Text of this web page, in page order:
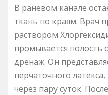
В раневом канале
ткань по краям. Врач
раствором
промывается полость
дренаж. Он
перчаточного
через пару суток.